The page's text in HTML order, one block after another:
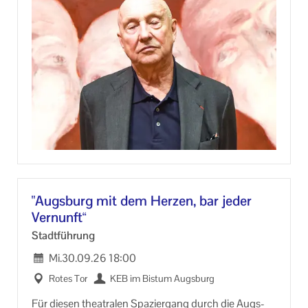
aus­ge­stell­ten Bil­der ent­stan­den be­reits 1989 im
Augs­bur­ger Glas­pa­last.
Im Scha­ez­ler­pa­lais prä­sen­tiert er nun erst­mals eine
neue Fa­cet­te sei­nes Schaf­fens: Künst­ler­por­träts. In
den letz­ten Jah­ren por­trä­tiert Da­ni­el Bisk­up welt­weit
Pro­mi­nen­te aus Po­li­tik, Kul­tur und Wirt­schaft.
An­mel­dung er­for­der­lich unter:
(0821) 3166 8822 oder info@keb-​augsburg.de
"Augs­burg mit dem Her­zen, bar jeder
Ver­nunft“
Stadt­füh­rung
Mi.30.09.26 18:00
Rotes Tor KEB im Bis­tum Augs­burg
Für die­sen thea­tra­len Spa­zier­gang durch die Augs­